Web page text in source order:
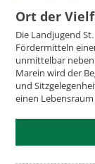
Ort der
Die Landjugend
Fördermitteln
unmittelbar
Marein wird der
und
einen